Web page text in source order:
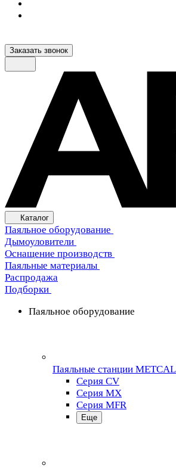
Заказать звонок
Каталог
Паяльное оборудование
Дымоуловители
Оснащение производств
Паяльные материалы
Распродажа
Подборки
Паяльное оборудование
Паяльные станции METCAL
Серия CV
Серия MX
Серия MFR
Еще